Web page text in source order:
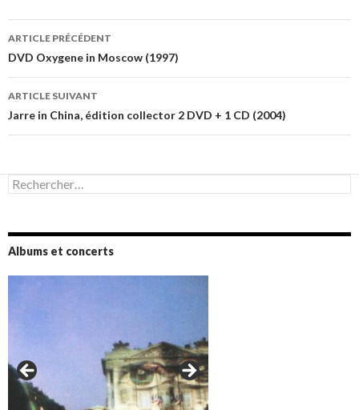
Navigation
des
articles
ARTICLE PRÉCÉDENT
DVD Oxygene in Moscow (1997)
ARTICLE SUIVANT
Jarre in China, édition collector 2 DVD + 1 CD (2004)
Rechercher :
Albums et concerts